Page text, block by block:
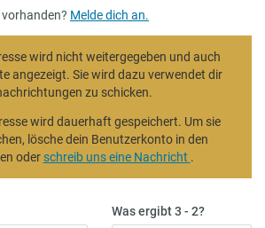
Melde dich an.
wird nicht weitergegeben und auch
angezeigt. Sie wird dazu verwendet dir
zu schicken.
wird dauerhaft gespeichert. Um sie
lösche dein Benutzerkonto in den
oderschreib uns eine Nachricht .
Was ergibt 3 - 2?